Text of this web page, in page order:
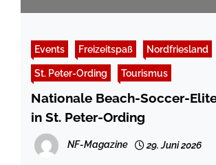
Events Freizeitspaß Nordfriesland
St. Peter-Ording Tourismus
Nationale Beach-Soccer-
in St. Peter-Ording
NF-Magazine 29. Juni 2026